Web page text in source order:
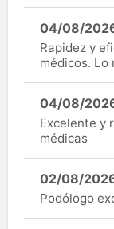
04/08/
Rapidez y
médicos. Lo
04/08/
Excelente y
médicas
02/08/
Podólogo